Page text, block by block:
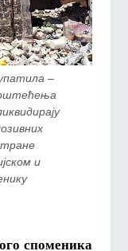
–
и
споменика